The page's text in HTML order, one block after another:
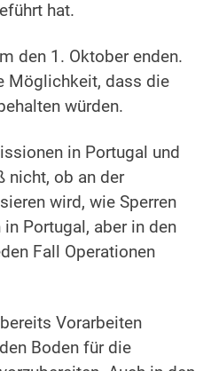
hat.
den 1. Oktober enden.
Möglichkeit, dass die
würden.
in Portugal und
nicht, ob an der
wird, wie Sperren
Portugal, aber in den
Fall Operationen
Vorarbeiten
Boden für die